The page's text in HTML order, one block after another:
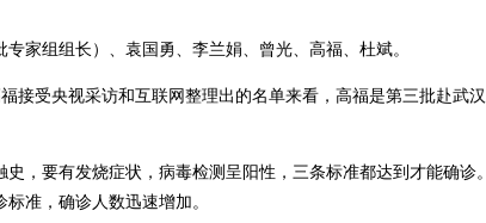
家组组长）、袁国勇、李兰娟、曾光、高福、杜斌。
接受央视采访和互联网整理出的名单来看，高福是第三批赴武汉
，要有发烧症状，病毒检测呈阳性，三条标准都达到才能确诊。
准，确诊人数迅速增加。